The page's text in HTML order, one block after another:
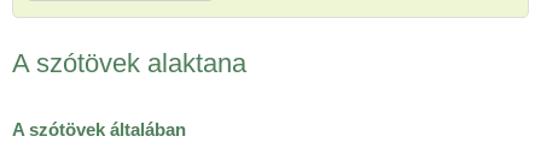
A szótövek alaktana
A szótövek általában